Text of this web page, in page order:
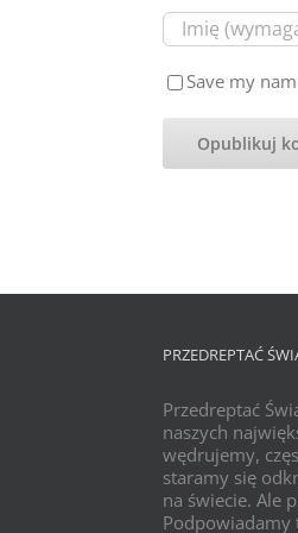
Save my
PRZEDREPTAĆ
Przedreptać
naszych
wędrujemy,
staramy się
na świecie. Ale
Podpowiadamy